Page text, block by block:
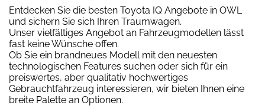
Entdecken Sie die besten Toyota IQ Angebote in OWL
und sichern Sie sich Ihren Traumwagen.
Unser vielfältiges Angebot an Fahrzeugmodellen lässt
fast keine Wünsche offen.
Ob Sie ein brandneues Modell mit den neuesten
technologischen Features suchen oder sich für ein
preiswertes, aber qualitativ hochwertiges
Gebrauchtfahrzeug interessieren, wir bieten Ihnen eine
breite Palette an Optionen.